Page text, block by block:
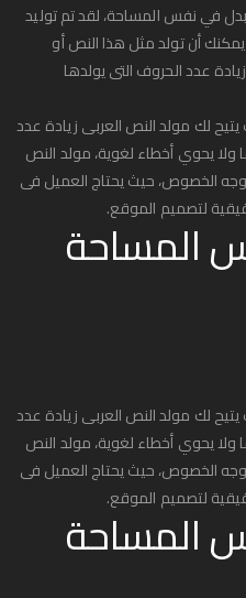
في نفس المساحة، لقد تم توليد
أن تولد مثل هذا النص أو
عدد الحروف التى يولدها
يتيح لك مولد النص العربى زيادة عدد
ولا يحوي أخطاء لغوية، مولد النص
الخصوص، حيث يحتاج العميل فى
لتصميم الموقع.
المساحة
يتيح لك مولد النص العربى زيادة عدد
ولا يحوي أخطاء لغوية، مولد النص
الخصوص، حيث يحتاج العميل فى
لتصميم الموقع.
المساحة